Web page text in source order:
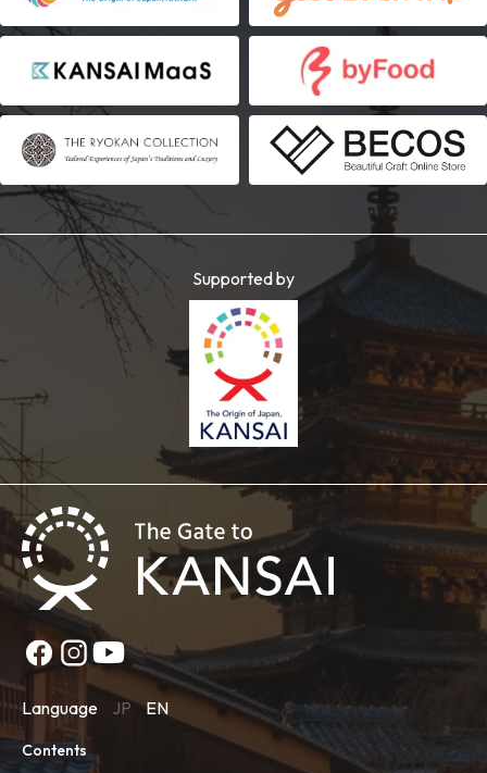
Supported by
Language JP EN
Contents